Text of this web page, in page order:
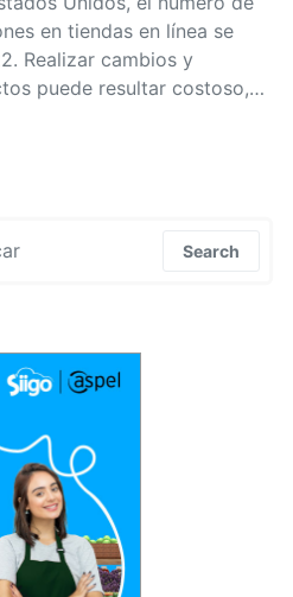
en tiendas en línea se
Realizar cambios y
puede resultar costoso,…
Search